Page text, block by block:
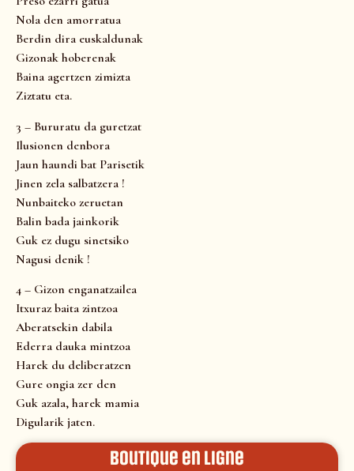
Nola den amorratua
Berdin dira euskaldunak
Gizonak hoberenak
Baina agertzen zimizta
Ziztatu eta.
3 – Bururatu da guretzat
Ilusionen denbora
Jaun haundi bat Parisetik
Jinen zela salbatzera !
Nunbaiteko zeruetan
Balin bada jainkorik
Guk ez dugu sinetsiko
Nagusi denik !
4 – Gizon enganatzailea
Itxuraz baita zintzoa
Aberatsekin dabila
Ederra dauka mintzoa
Harek du deliberatzen
Gure ongia zer den
Guk azala, harek mamia
Digularik jaten.
Boutique en ligne